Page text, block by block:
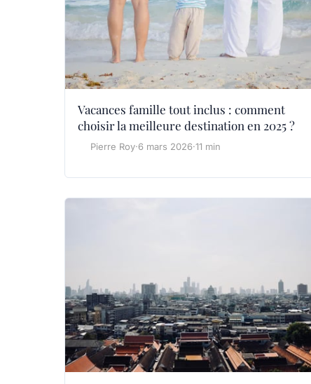
Vacances famille tout inclus : comment
choisir la meilleure destination en 2025 ?
Pierre Roy·6 mars 2026·11 min